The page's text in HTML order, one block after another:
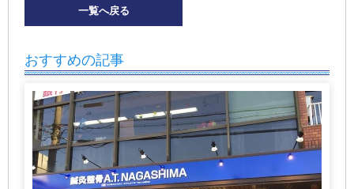
一覧へ戻る
おすすめの記事